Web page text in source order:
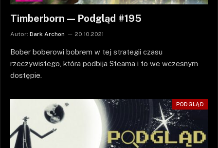
Timberborn — Podgląd #195
Autor: Dark Archon 20.10.2021
Bober boberowi bobrem w tej strategii czasu
rzeczywistego, która podbija Steama i to we wczesnym
dostępie.
PODGLĄD